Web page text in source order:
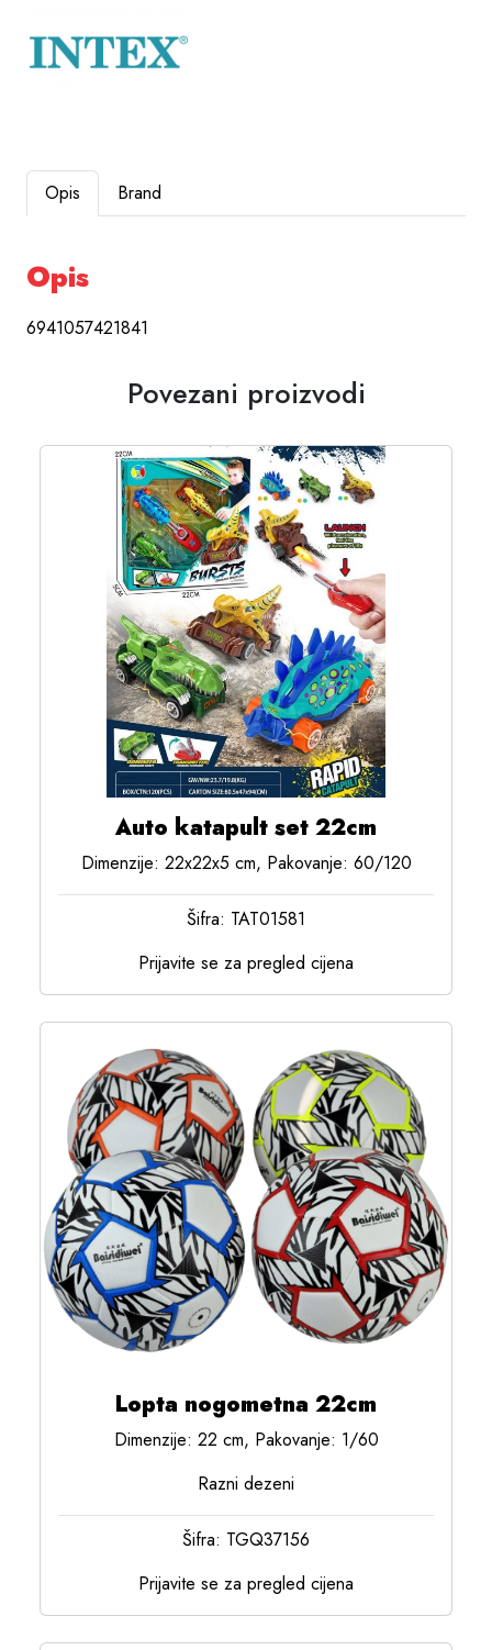
Opis Brand
Opis
6941057421841
Povezani proizvodi
Auto katapult set 22cm
Dimenzije: 22x22x5 cm, Pakovanje: 60/120
Šifra: TAT01581
Prijavite se za pregled cijena
Lopta nogometna 22cm
Dimenzije: 22 cm, Pakovanje: 1/60
Razni dezeni
Šifra: TGQ37156
Prijavite se za pregled cijena